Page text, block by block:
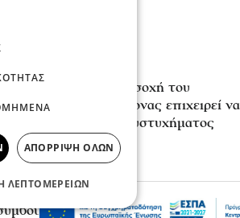
απέσπασε την προσοχή του
Πραγματογνώμονας επιχειρεί να
φως στα αίτια του δυστυχήματος
Σέρρες
2026, 20:22
για να διατηρείτε τα ρούχα
ΑΠΌΡΡΙΨΗ ΌΛΩΝ
ΛΕΠΤΟΜΕΡΕΙΏΝ